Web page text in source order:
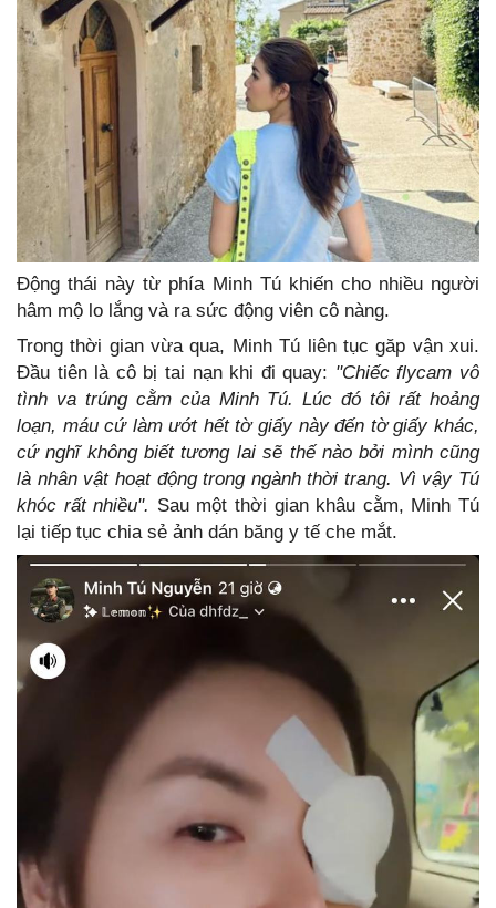
Động thái này từ phía Minh Tú khiến cho nhiều người
hâm mộ lo lắng và ra sức động viên cô nàng.
Trong thời gian vừa qua, Minh Tú liên tục găp vận xui.
Đầu tiên là cô bị tai nạn khi đi quay: "Chiếc flycam vô
tình va trúng cằm của Minh Tú. Lúc đó tôi rất hoảng
loạn, máu cứ làm ướt hết tờ giấy này đến tờ giấy khác,
cứ nghĩ không biết tương lai sẽ thế nào bởi mình cũng
là nhân vật hoạt động trong ngành thời trang. Vì vậy Tú
khóc rất nhiều". Sau một thời gian khâu cằm, Minh Tú
lại tiếp tục chia sẻ ảnh dán băng y tế che mắt.